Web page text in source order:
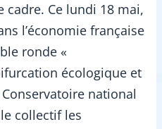
cadre. Ce lundi 18 mai,
l’économie française
ronde «
écologique et
national
collectif les